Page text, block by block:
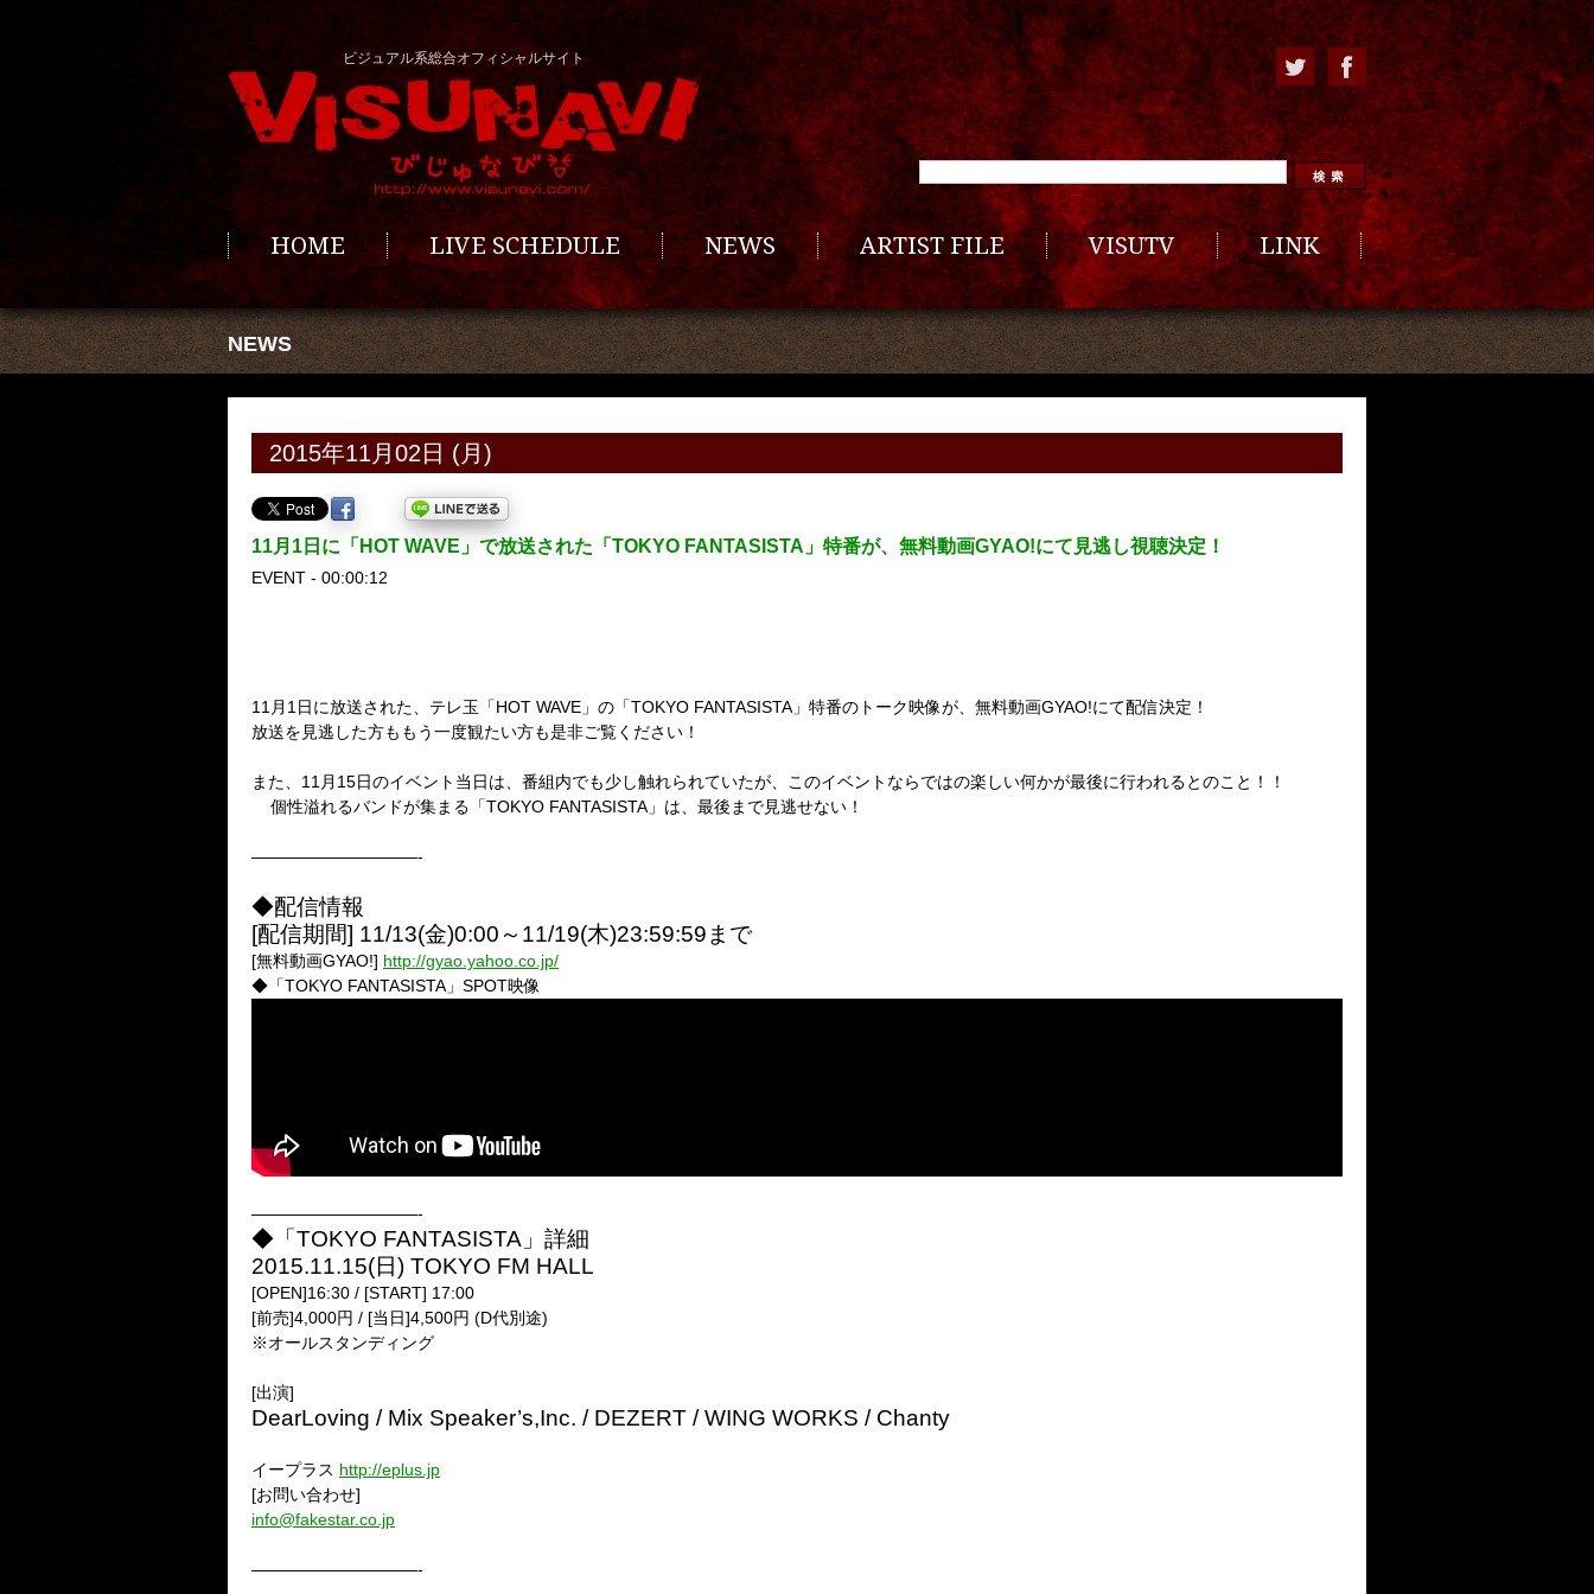
ビジュアル系総合オフィシャルサイト
HOME LIVE SCHEDULE NEWS ARTIST FILE VISUTV LINK
NEWS
2015年11月02日 (月)
11月1日に「HOT WAVE」で放送された「T​O​K​Y​O​ F​A​N​T​A​S​I​S​T​A​」特番が、無料動画G​Y​A​O​!​にて見逃し視聴決定！
EVENT - 00:00:12
11月1日に放送された、テレ玉「HOT WAVE」の「TOKYO FANTASISTA」特番のトーク映像が、無料動画GYAO!にて配信決定！
放送を見逃した方ももう一度観たい方も是非ご覧ください！
また、11月15日のイベント当日は、番組内でも少し触れられていたが、このイベントならではの楽しい何かが最後に行われるとのこと！！
個性溢れるバンドが集まる「TOKYO FANTASISTA」は、最後まで見逃せない！
——————————-
◆配信情報
[配信期間] 11/13(金)0:00～11/19(木)23:59:59まで
[無料動画GYAO!] http://gyao.yahoo.co.jp/
◆「TOKYO FANTASISTA」SPOT映像
——————————-
◆「TOKYO FANTASISTA」詳細
2015.11.15(日) TOKYO FM HALL
[OPEN]16:30 / [START] 17:00
[前売]4,000円 / [当日]4,500円 (D代別途)
※オールスタンディング
[出演]
DearLoving / Mix Speaker’s,Inc. / DEZERT / WING WORKS / Chanty
イープラス http://eplus.jp
[お問い合わせ]
info@fakestar.co.jp
——————————-